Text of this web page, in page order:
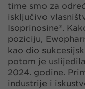
time smo za
isključivo
Isoprinosine®.
poziciju,
kao dio
potom je
2024. godine.
industrije i